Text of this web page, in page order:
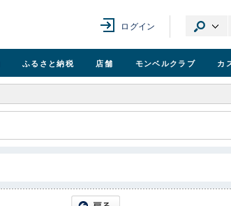
ログイン
ふるさと納税 店舗 モンベルクラブ カ